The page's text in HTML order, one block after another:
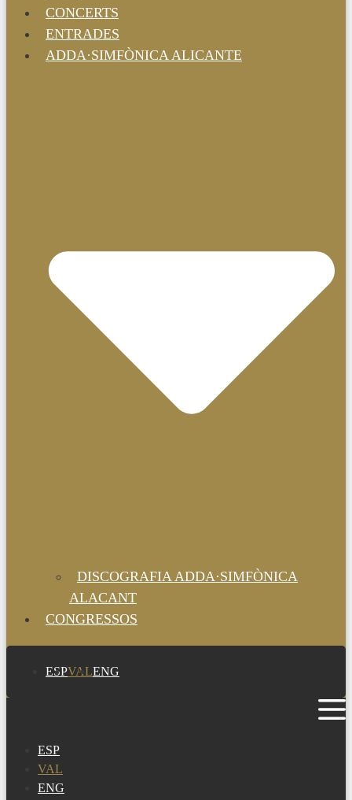
CONCERTS
ENTRADES
ADDA·SIMFÒNICA ALICANTE
DISCOGRAFIA ADDA·SIMFÒNICA
ALACANT
CONGRESSOS
ESPVALENG
ESP
VAL
ENG